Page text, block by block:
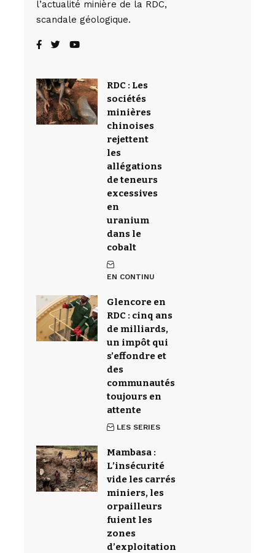
l’actualité minière de la RDC,
scandale géologique.
RDC : Les
sociétés
minières
chinoises
rejettent
les
allégations
de teneurs
excessives
en
uranium
dans le
cobalt
EN CONTINU
Glencore en
RDC : cinq ans
de milliards,
un impôt qui
s’effondre et
des
communautés
toujours en
attente
LES SERIES
Mambasa :
L’insécurité
vide les carrés
miniers, les
orpailleurs
fuient les
zones
d’exploitation